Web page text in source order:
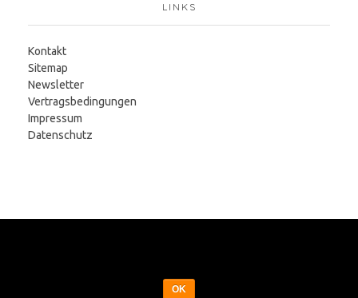
LINKS
Kontakt
Sitemap
Newsletter
Vertragsbedingungen
Impressum
Datenschutz
OK